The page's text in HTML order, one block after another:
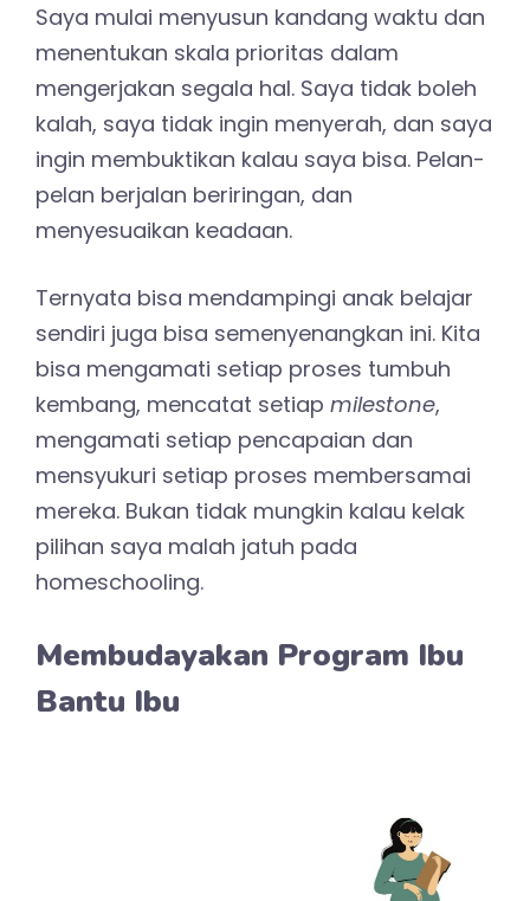
Saya mulai menyusun kandang waktu dan
menentukan skala prioritas dalam
mengerjakan segala hal. Saya tidak boleh
kalah, saya tidak ingin menyerah, dan saya
ingin membuktikan kalau saya bisa. Pelan-
pelan berjalan beriringan, dan
menyesuaikan keadaan.
Ternyata bisa mendampingi anak belajar
sendiri juga bisa semenyenangkan ini. Kita
bisa mengamati setiap proses tumbuh
kembang, mencatat setiap milestone,
mengamati setiap pencapaian dan
mensyukuri setiap proses membersamai
mereka. Bukan tidak mungkin kalau kelak
pilihan saya malah jatuh pada
homeschooling.
Membudayakan Program Ibu
Bantu Ibu